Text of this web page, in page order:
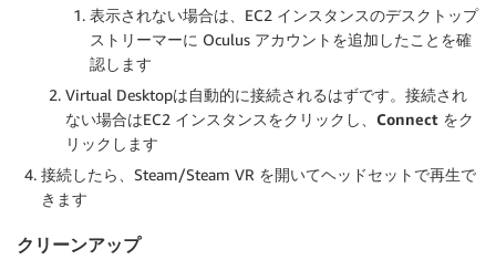
表示されない場合は、EC2 インスタンスのデスクトップ
ストリーマーに Oculus アカウントを追加したことを確
認します
Virtual Desktopは自動的に接続されるはずです。接続され
ない場合はEC2 インスタンスをクリックし、 Connect をク
リックします
接続したら、Steam/Steam VR を開いてヘッドセットで再生で
きます
クリーンアップ